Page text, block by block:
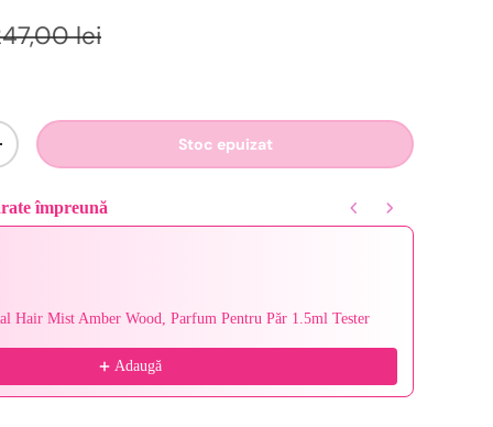
lei
Stoc epuizat
împreună
buttons to navigate through product recommendations, or scroll
Hair Mist Amber Wood, Parfum Pentru Păr 1.5ml Tester
Adaugă